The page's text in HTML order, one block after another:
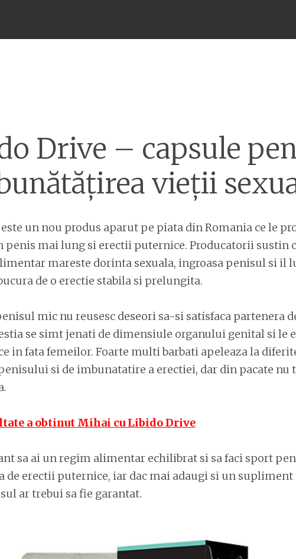
Drive – capsule
vieții
un nou produs aparut pe piata din Romania ce le
penis mai lung si erectii puternice. Producatorii sustin
mareste dorinta sexuala, ingroasa penisul si il
de o erectie stabila si prelungita.
mic nu reusesc deseori sa-si satisfaca partenera
se simt jenati de dimensiule organului genital si le
in fata femeilor. Foarte multi barbati apeleaza la
si de imbunatatire a erectiei, dar din pacate nu
a obtinut Mihai cu Libido Drive
sa ai un regim alimentar echilibrat si sa faci sport
de erectii puternice, iar dac mai adaugi si un
ar trebui sa fie garantat.